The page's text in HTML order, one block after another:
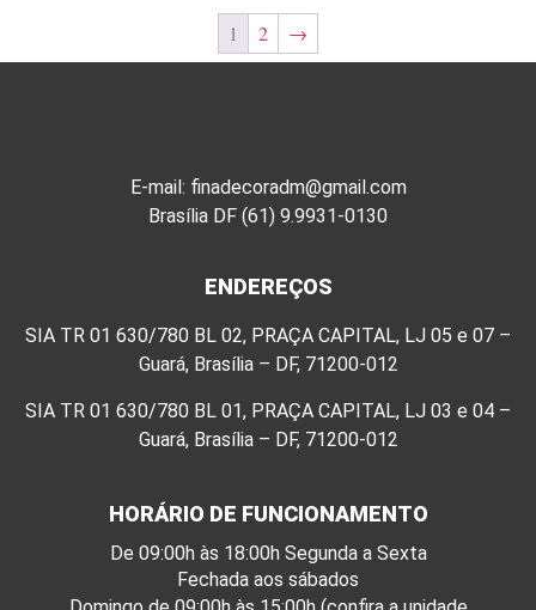
1 2 →
E-mail: finadecoradm@gmail.com
Brasília DF (61) 9.9931-0130
ENDEREÇOS
SIA TR 01 630/780 BL 02, PRAÇA CAPITAL, LJ 05 e 07 –
Guará, Brasília – DF, 71200-012
SIA TR 01 630/780 BL 01, PRAÇA CAPITAL, LJ 03 e 04 –
Guará, Brasília – DF, 71200-012
HORÁRIO DE FUNCIONAMENTO
De 09:00h às 18:00h Segunda a Sexta
Fechada aos sábados